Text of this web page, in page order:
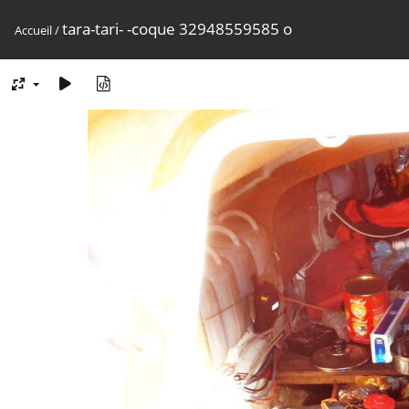
Accueil/tara-tari- -coque 32948559585 o